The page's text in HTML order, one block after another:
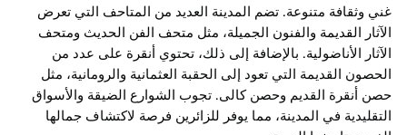
غني وثقافة متنوعة. تضم المدينة العديد من المتاحف التي تعرض
الآثار القديمة والفنون الجميلة، مثل متحف الفن الحديث ومتحف
الآثار الأناضولية. بالإضافة إلى ذلك، تحتوي أنقرة على عدد من
الحصون القديمة التي تعود إلى الحقبة العثمانية والرومانية، مثل
حصن أنقرة القديم وحصن كالى. تجوب الشوارع الضيقة والأسواق
التقليدية في المدينة، مما يوفر للزائرين فرصة لاكتشاف جمالها